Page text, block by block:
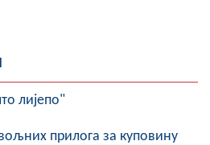
КОНТАКТ
лијепо"
прилога за куповину